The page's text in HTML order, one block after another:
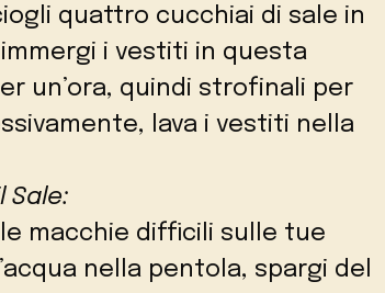
quattro cucchiai di sale in
i vestiti in questa
un’ora, quindi strofinali per
lava i vestiti nella
Sale:
macchie difficili sulle tue
nella pentola, spargi del